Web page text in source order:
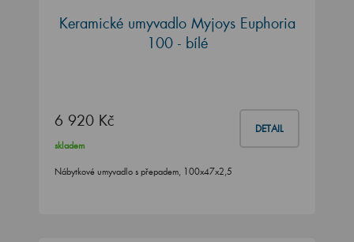
Keramické umyvadlo Myjoys Euphoria
100 - bílé
6 920 Kč DETAIL
skladem
Nábytkové umyvadlo s přepadem, 100x47x2,5